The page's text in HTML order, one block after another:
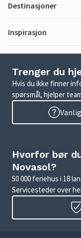
Destinasjoner
Inspirasjon
Trenger du
Hvis du ikke finner
spørsmål, hjelper
Hvorfor bør
Novasol?
50 000 feriehus i 18
Servicesteder over